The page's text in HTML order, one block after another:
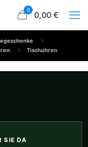
0 0,00 €
Tischuhren
SIE DA